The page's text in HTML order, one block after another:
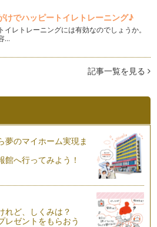
練習方法を見直そう
導法を改善、前進していきたい思い
子の先生に…
気持ちにゆとりを持つ
洞察力を養おう
間は1人1人、違っていてそこが面
教え…
体の支えをしっかりしよう
とは、ピアノを指で奏でるというこ
かしたらほ…
練習よりも大切なこととは
しい中、ピアノを習っている、そん
います。 …
けでハッピートイレトレーニング♪
イレトレーニングには有効なのでしょうか。
…
記事一覧を見る
夢のマイホーム実現ま
へ行ってみよう！
れど、しくみは？
レゼントをもらおう